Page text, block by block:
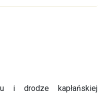
i drodze kapłańskiej